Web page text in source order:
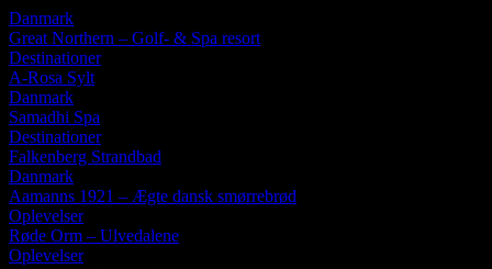
Danmark
Great Northern – Golf- & Spa resort
Destinationer
A-Rosa Sylt
Danmark
Samadhi Spa
Destinationer
Falkenberg Strandbad
Danmark
Aamanns 1921 – Ægte dansk smørrebrød
Oplevelser
Røde Orm – Ulvedalene
Oplevelser